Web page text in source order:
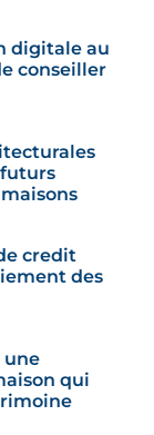
digitale au
conseiller
credit
des
une
qui